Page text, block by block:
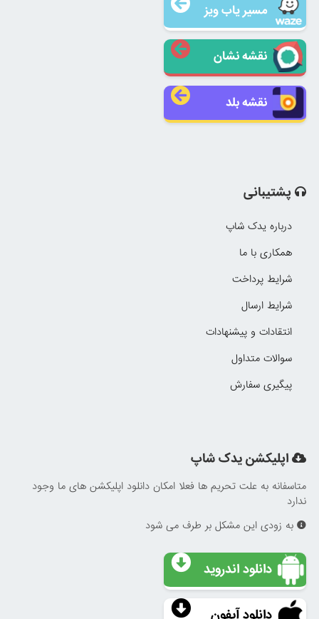
مسیر یاب ویز
نقشه نشان
نقشه بلد
پشتیبانی
درباره یدک شاپ
همکاری با ما
شرایط پرداخت
شرایط ارسال
انتقادات و پیشنهادات
سوالات متداول
پیگیری سفارش
اپلیکشن یدک شاپ
متاسفانه به علت تحریم ها فعلا امکان دانلود اپلیکشن های ما وجود
ندارد
به زودی این مشکل بر طرف می شود
دانلود اندروید
دانلود آیفون